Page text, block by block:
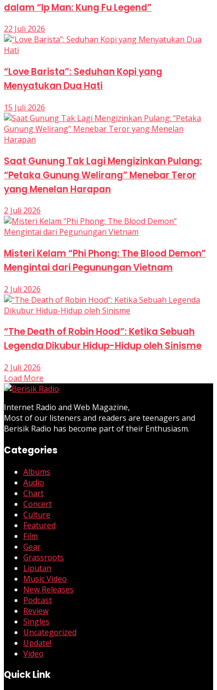
dalam “Ip Man: Kung Fu Legend”
22 Juli 2026
“Love Barista”: Seduhan Kopi yang
Menyatukan Dua Hati
15 Juli 2026
Saat Gunung Tak Lagi Mengizinkan Pulang:
“Petaka Gunung Welirang” Menebar Teror
yang Menelan Harapan
2 Juli 2026
Misteri Kelam “Phi Phong: The Blood Demon”
Mengintai dari Pegunungan Vietnam
2 Juli 2026
“The Death of Robin Hood”: Ketika Sebuah
Legenda Dikubur Hidup-Hidup oleh Sinisme
2 Juli 2026
Load More
Internet Radio and Web Magazine,
Most of our listeners and readers are teenagers and
Berisik Radio has become part of their Enthusiasm.
Categories
Albums
Audio
Chart
Concert
Culture
Featured
Film
Gear
Grassroots
Liputan
Music Video
New Releases
Podcast
Review
Singles
Uncategorized
Update!
Video
Quick Link